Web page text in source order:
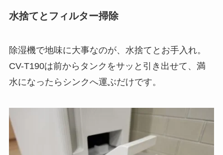
水捨てとフィルター掃除
除湿機で地味に大事なのが、水捨てとお手入れ。
CV-T190は前からタンクをサッと引き出せて、満
水になったらシンクへ運ぶだけです。